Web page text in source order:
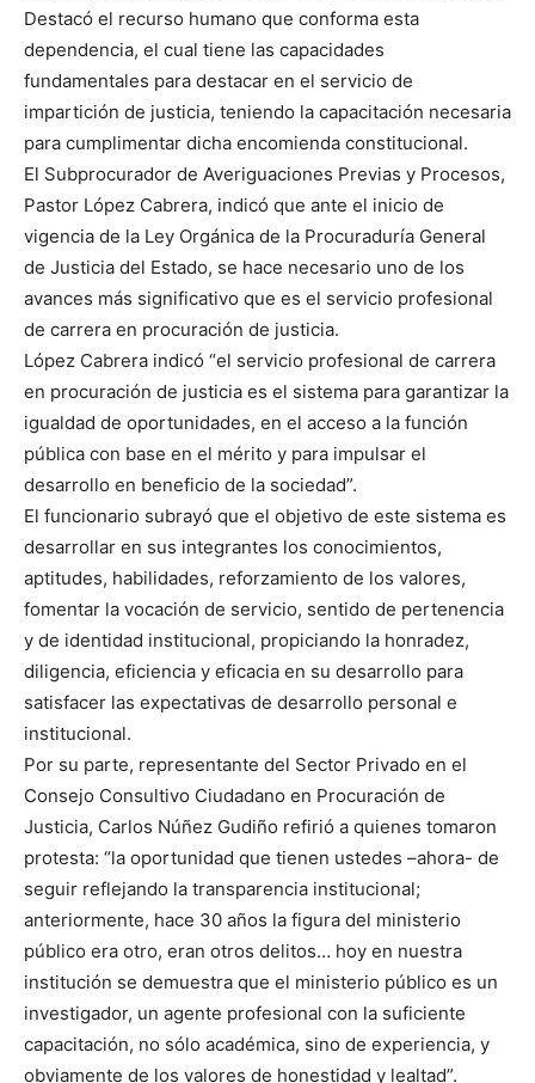
Destacó el recurso humano que conforma esta
dependencia, el cual tiene las capacidades
fundamentales para destacar en el servicio de
impartición de justicia, teniendo la capacitación necesaria
para cumplimentar dicha encomienda constitucional.
El Subprocurador de Averiguaciones Previas y Procesos,
Pastor López Cabrera, indicó que ante el inicio de
vigencia de la Ley Orgánica de la Procuraduría General
de Justicia del Estado, se hace necesario uno de los
avances más significativo que es el servicio profesional
de carrera en procuración de justicia.
López Cabrera indicó “el servicio profesional de carrera
en procuración de justicia es el sistema para garantizar la
igualdad de oportunidades, en el acceso a la función
pública con base en el mérito y para impulsar el
desarrollo en beneficio de la sociedad”.
El funcionario subrayó que el objetivo de este sistema es
desarrollar en sus integrantes los conocimientos,
aptitudes, habilidades, reforzamiento de los valores,
fomentar la vocación de servicio, sentido de pertenencia
y de identidad institucional, propiciando la honradez,
diligencia, eficiencia y eficacia en su desarrollo para
satisfacer las expectativas de desarrollo personal e
institucional.
Por su parte, representante del Sector Privado en el
Consejo Consultivo Ciudadano en Procuración de
Justicia, Carlos Núñez Gudiño refirió a quienes tomaron
protesta: “la oportunidad que tienen ustedes –ahora- de
seguir reflejando la transparencia institucional;
anteriormente, hace 30 años la figura del ministerio
público era otro, eran otros delitos… hoy en nuestra
institución se demuestra que el ministerio público es un
investigador, un agente profesional con la suficiente
capacitación, no sólo académica, sino de experiencia, y
obviamente de los valores de honestidad y lealtad”.